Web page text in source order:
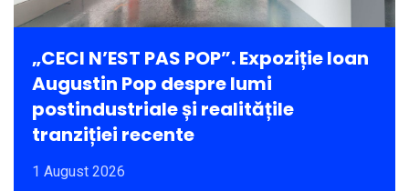
„CECI N’EST PAS POP”. Expoziție Ioan
Augustin Pop despre lumi
postindustriale și realitățile
tranziției recente
1 August 2026